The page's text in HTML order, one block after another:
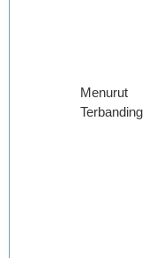
Menurut
Terbanding